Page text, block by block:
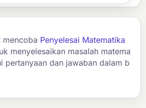
mencoba Penyelesai Matematika
menyelesaikan masalah matema
pertanyaan dan jawaban dalam b